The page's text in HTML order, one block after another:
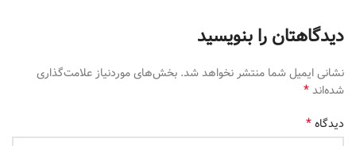
دیدگاهتان را بنویسید
نشانی ایمیل شما منتشر نخواهد شد. بخش‌های موردنیاز علامت‌گذاری
شده‌اند*
دیدگاه*